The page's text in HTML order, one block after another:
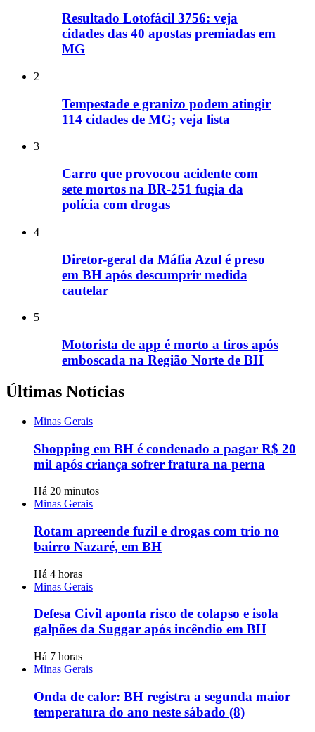
Resultado Lotofácil 3756: veja
cidades das 40 apostas premiadas em
MG
2
Tempestade e granizo podem atingir
114 cidades de MG; veja lista
3
Carro que provocou acidente com
sete mortos na BR-251 fugia da
polícia com drogas
4
Diretor-geral da Máfia Azul é preso
em BH após descumprir medida
cautelar
5
Motorista de app é morto a tiros após
emboscada na Região Norte de BH
Últimas Notícias
Minas Gerais
Shopping em BH é condenado a pagar R$ 20
mil após criança sofrer fratura na perna
Há 20 minutos
Minas Gerais
Rotam apreende fuzil e drogas com trio no
bairro Nazaré, em BH
Há 4 horas
Minas Gerais
Defesa Civil aponta risco de colapso e isola
galpões da Suggar após incêndio em BH
Há 7 horas
Minas Gerais
Onda de calor: BH registra a segunda maior
temperatura do ano neste sábado (8)